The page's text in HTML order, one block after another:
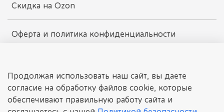
Скидка на Ozon
Оферта и политика конфиденциальности
dissomarket.ru
Продолжая использовать наш сайт, вы даете
согласие на обработку файлов cookie, которые
обеспечивают правильную работу сайта и